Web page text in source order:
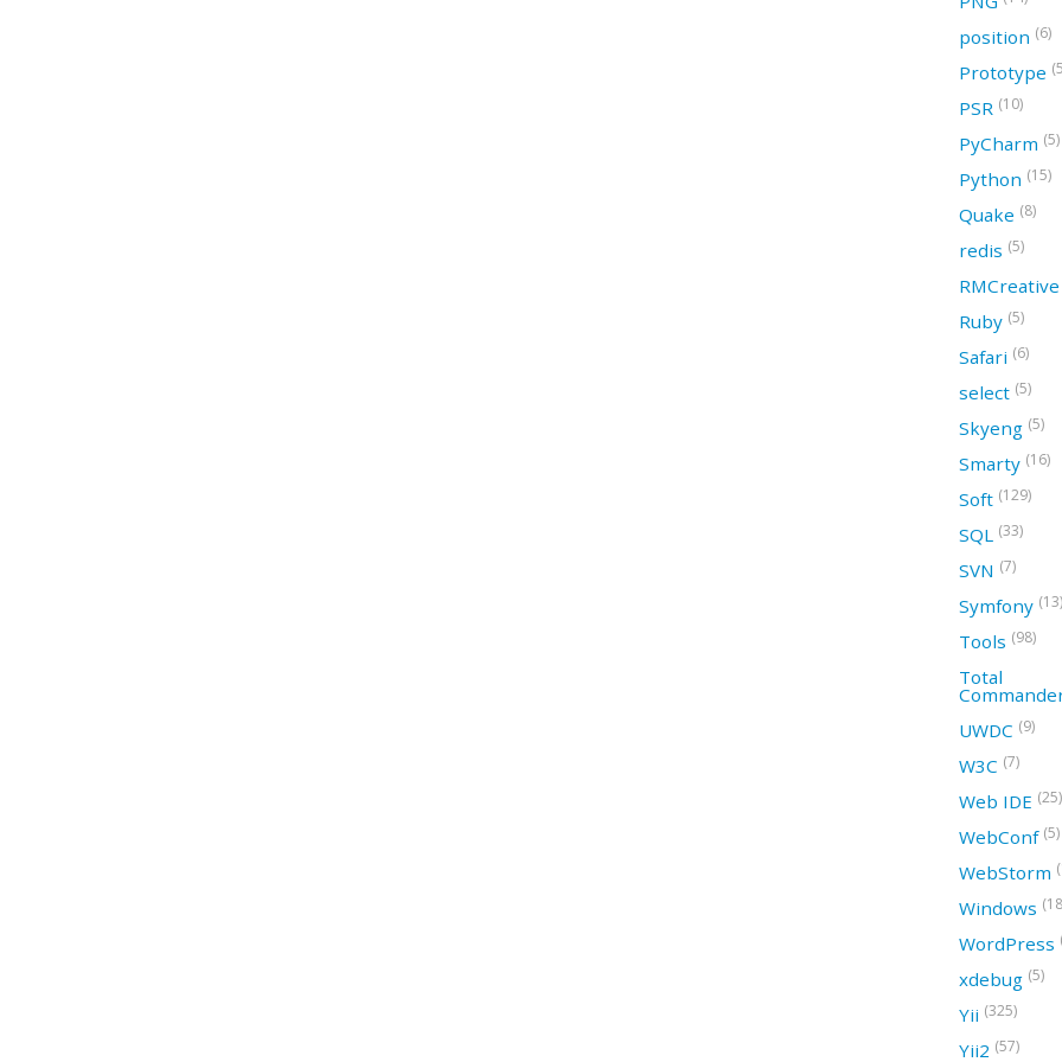
position (6)
Prototype
PSR (10)
PyCharm (5)
Python (15)
Quake (8)
redis (5)
RMCreative
Ruby (5)
Safari (6)
select (5)
Skyeng (5)
Smarty (16)
Soft (129)
SQL (33)
SVN (7)
Symfony (13)
Tools (98)
Total
UWDC (9)
W3C (7)
Web IDE (25)
WebConf (5)
WebStorm
Windows
WordPress
xdebug (5)
Yii (325)
Yii2 (57)